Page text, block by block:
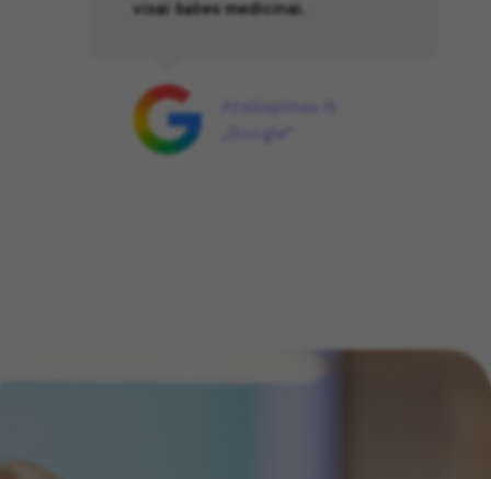
visai šalies medicinai.